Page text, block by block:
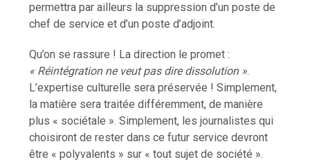
permettra par ailleurs la suppression d’un poste de
chef de service et d’un poste d’adjoint.
Qu’on se rassure ! La direction le promet :
« Réintégration ne veut pas dire dissolution ».
L’expertise culturelle sera préservée ! Simplement,
la matière sera traitée différemment, de manière
plus « sociétale ». Simplement, les journalistes qui
choisiront de rester dans ce futur service devront
être « polyvalents » sur « tout sujet de société ».